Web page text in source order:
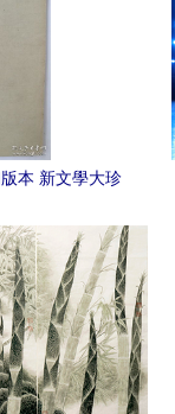
本 新文學大珍